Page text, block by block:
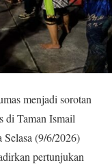
menjadi sorotan
di Taman Ismail
(9/6/2026)
pertunjukan